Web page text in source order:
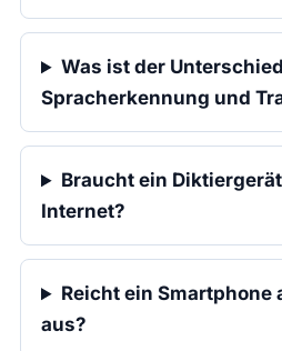
Was ist der
Spracherkennung und
Braucht ein
Internet?
Reicht ein Smartphone
aus?